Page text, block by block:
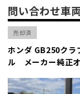
問い合わせ車
売却済
ホンダ GB250ク
ル メーカー純正